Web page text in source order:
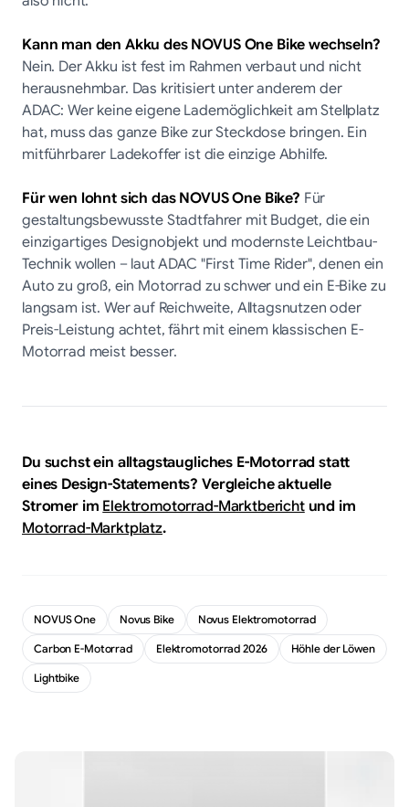
Kann man den Akku des NOVUS One Bike wechseln?
Nein. Der Akku ist fest im Rahmen verbaut und nicht
herausnehmbar. Das kritisiert unter anderem der
ADAC: Wer keine eigene Lademöglichkeit am Stellplatz
hat, muss das ganze Bike zur Steckdose bringen. Ein
mitführbarer Ladekoffer ist die einzige Abhilfe.
Für wen lohnt sich das NOVUS One Bike? Für
gestaltungsbewusste Stadtfahrer mit Budget, die ein
einzigartiges Designobjekt und modernste Leichtbau-
Technik wollen – laut ADAC "First Time Rider", denen ein
Auto zu groß, ein Motorrad zu schwer und ein E-Bike zu
langsam ist. Wer auf Reichweite, Alltagsnutzen oder
Preis-Leistung achtet, fährt mit einem klassischen E-
Motorrad meist besser.
Du suchst ein alltagstaugliches E-Motorrad statt
eines Design-Statements? Vergleiche aktuelle
Stromer imElektromotorrad-Marktberichtund im
Motorrad-Marktplatz.
NOVUS One Novus Bike
Novus Elektromotorrad
Carbon E-Motorrad
Elektromotorrad 2026
Höhle der Löwen
Lightbike